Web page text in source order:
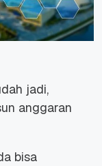
jadi,
anggaran
bisa